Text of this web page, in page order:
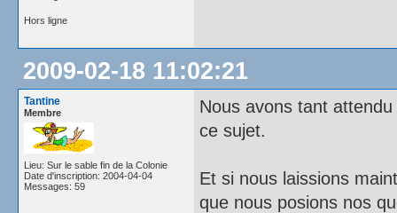
Hors ligne
2009-02-18 11:02:21
Tantine
Membre
Lieu: Sur le sable fin de la Colonie
Date d'inscription: 2004-04-04
Messages: 59
Nous avons tant
ce sujet.
Et si nous laissions
que nous posions nos